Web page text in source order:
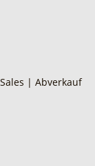
Sales | Abverkauf